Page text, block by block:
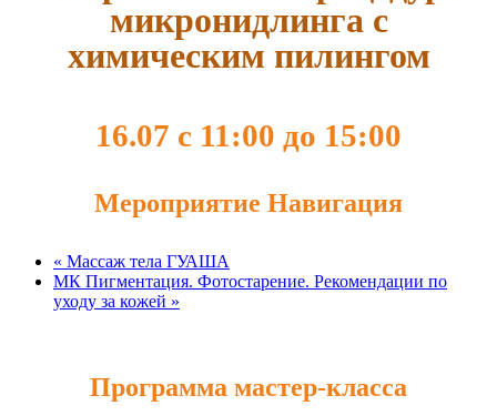
микронидлинга с
химическим пилингом
16.07 с 11:00 до 15:00
Мероприятие Навигация
« Массаж тела ГУАША
МК Пигментация. Фотостарение. Рекомендации по
уходу за кожей »
Программа мастер-класса